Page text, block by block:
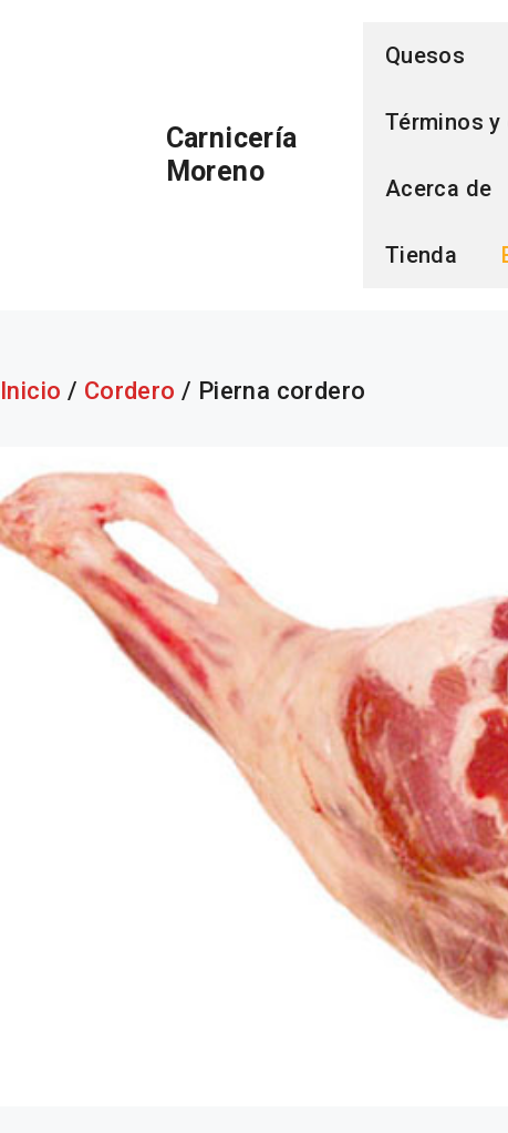
Carnicería
Moreno
Quesos
Términos
Acerca de
Tienda
Inicio / Cordero / Pierna cordero